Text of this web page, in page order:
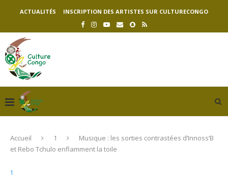
ACTUALITÉS INSCRIPTION DES ARTISTES SUR CULTURECONGO
Accueil 1
Musique : les sorties contrastées d’Innoss’B
et Rebo Tchulo enflamment la toile
1